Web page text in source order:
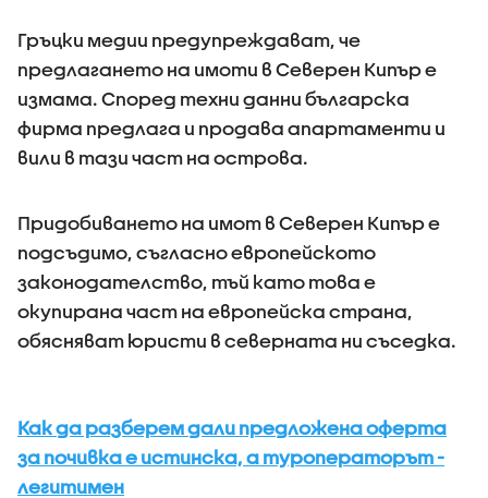
Гръцки медии предупреждават, че
предлагането на имоти в Северен Кипър е
измама. Според техни данни българска
фирма предлага и продава апартаменти и
вили в тази част на острова.
Придобиването на имот в Северен Кипър е
подсъдимо, съгласно европейското
законодателство, тъй като това е
окупирана част на европейска страна,
обясняват юристи в северната ни съседка.
Как да разберем дали предложена оферта
за почивка е истинска, а туроператорът -
легитимен